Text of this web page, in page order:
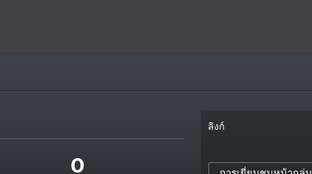
0
ลิงก์